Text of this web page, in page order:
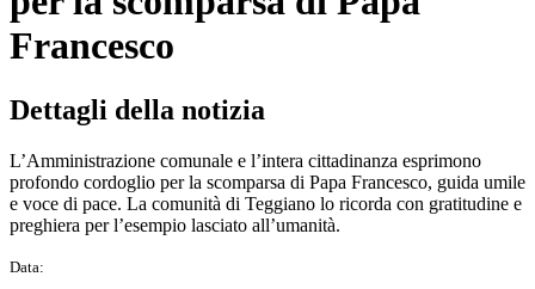
Francesco
Dettagli della notizia
L’Amministrazione comunale e l’intera cittadinanza esprimono
profondo cordoglio per la scomparsa di Papa Francesco, guida umile
e voce di pace. La comunità di Teggiano lo ricorda con gratitudine e
preghiera per l’esempio lasciato all’umanità.
Data: